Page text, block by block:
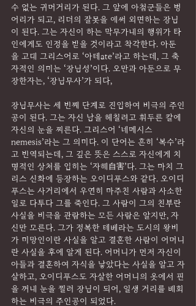
수 없는 귀머거리가 된다. 그 앞에 아첨군들은 벙
어리가 되고, 리더의 잘못을 애써 외면하는 장님
이 된다. 그는 자신이 하는 막무가내의 행위가 타
인에게도 인정을 받을 것이라고 착각한다. 아둔
을 고대 그리스어로 ‘아테ate’라고 하는데, 그 축
자적인 의미는 ‘장님성’이다. 오만과 아둔으로 무
장한자는, ‘장님무사’가 되다,
장님무사는 세 번째 단계로 진입하여 비극의 주인
공이 된다. 그는 자신 남을 헤칠려고 휘두른 칼에
자신의 눈을 찌른다. 그리스어 ‘네메시스
nemesis’라는 그 의미다. 이 단어는 흔히 ‘복수’라
고 번역되는데, 그 깊은 뜻은 스스로 자신에게 치
명적인 상처를 입히는 ‘자해自害’다. 그는 마치 그
리스 신화에 등장하는 오이디푸스와 같다. 오이디
푸스는 사거리에서 우연히 마주친 사람과 사소한
일로 다투다 그를 죽인다. 그 사람이 그의 친부란
사실을 비극을 관람하는 모든 사람은 알지만, 자
신만 모른다. 그가 정복한 테베라는 도시의 왕비
가 미망인이란 사실을 알고 결혼한 사람이 어머니
란 사실을 후에 알게 된다. 어머니가 먼저 자신이
아들과 결혼하여 자식을 낳았다는 사실을 알고 자
살하고, 오이디푸스도 자살한 어머니의 옷에서 핀
을 꺼내 눈을 찔러 장님이 되어, 일생 거리를 배회
하는 비극의 주인공이 되었다.